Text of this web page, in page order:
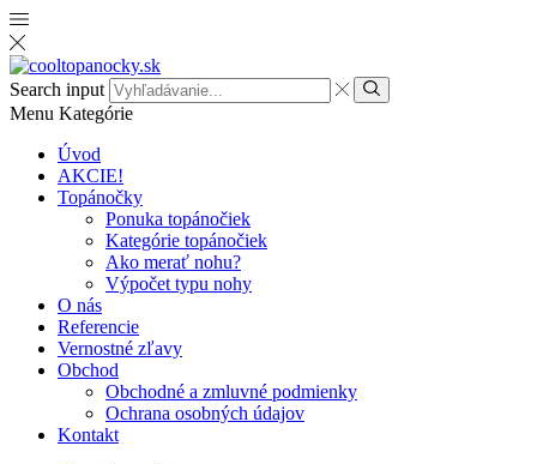
Search input
Menu Kategórie
Úvod
AKCIE!
Topánočky
Ponuka topánočiek
Kategórie topánočiek
Ako merať nohu?
Výpočet typu nohy
O nás
Referencie
Vernostné zľavy
Obchod
Obchodné a zmluvné podmienky
Ochrana osobných údajov
Kontakt